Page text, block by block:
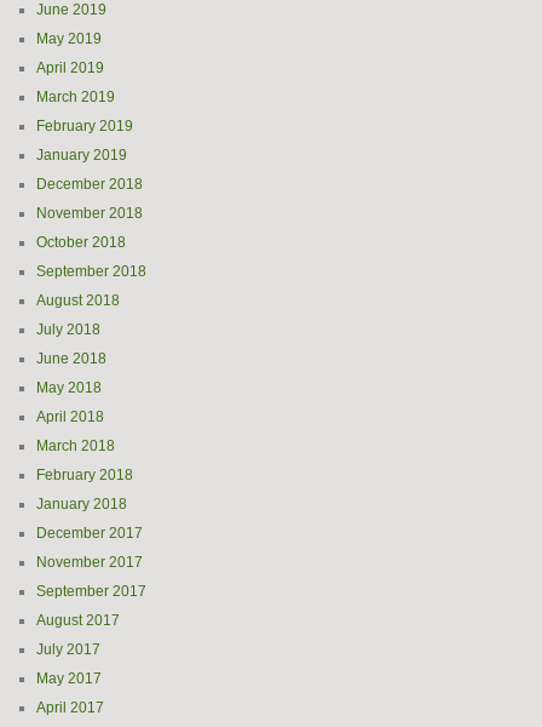
June 2019
May 2019
April 2019
March 2019
February 2019
January 2019
December 2018
November 2018
October 2018
September 2018
August 2018
July 2018
June 2018
May 2018
April 2018
March 2018
February 2018
January 2018
December 2017
November 2017
September 2017
August 2017
July 2017
May 2017
April 2017